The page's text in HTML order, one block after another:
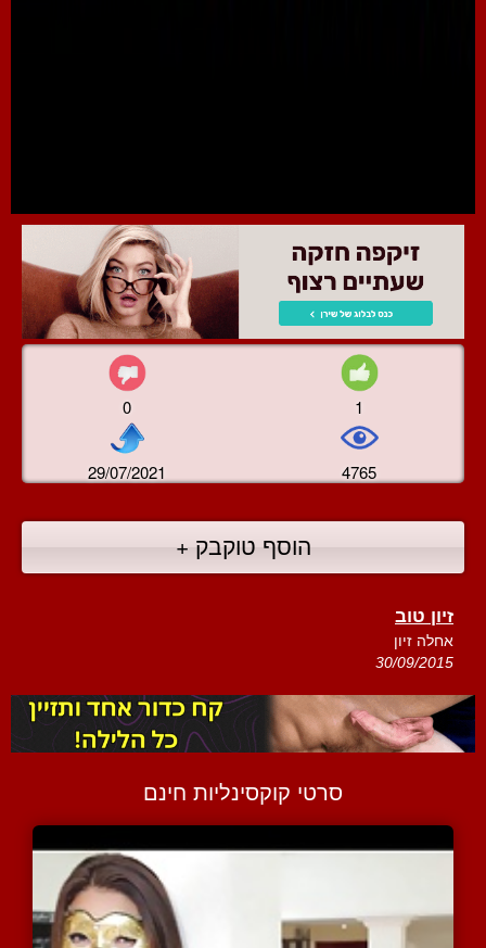
0 1
29/07/2021 4765
הוסף טוקבק +
זיון טוב
אחלה זיון
30/09/2015
סרטי קוקסינליות חינם